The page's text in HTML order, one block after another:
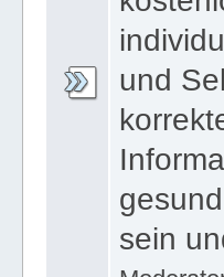
und
sein